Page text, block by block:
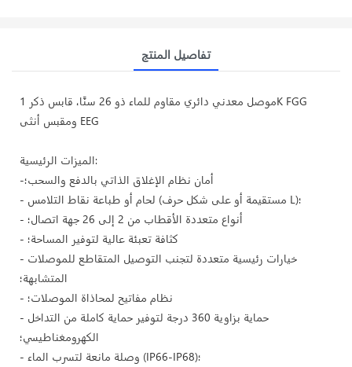
تفاصيل المنتج
موصل معدني دائري مقاوم للماء ذو ​​26 سنًا، قابس ذكر 1K FGG
ومقبس أنثى EEG
الميزات الرئيسية:
-أمان نظام الإغلاق الذاتي بالدفع والسحب؛
- لحام أو طباعة نقاط التلامس (مستقيمة أو على شكل حرف L)؛
- أنواع متعددة الأقطاب من 2 إلى 26 جهة اتصال؛
- كثافة تعبئة عالية لتوفير المساحة؛
- خيارات رئيسية متعددة لتجنب التوصيل المتقاطع للموصلات
المتشابهة؛
- نظام مفاتيح لمحاذاة الموصلات؛
- حماية بزاوية 360 درجة لتوفير حماية كاملة من التداخل
الكهرومغناطيسي؛
- وصلة مانعة لتسرب الماء (IP66-IP68)؛